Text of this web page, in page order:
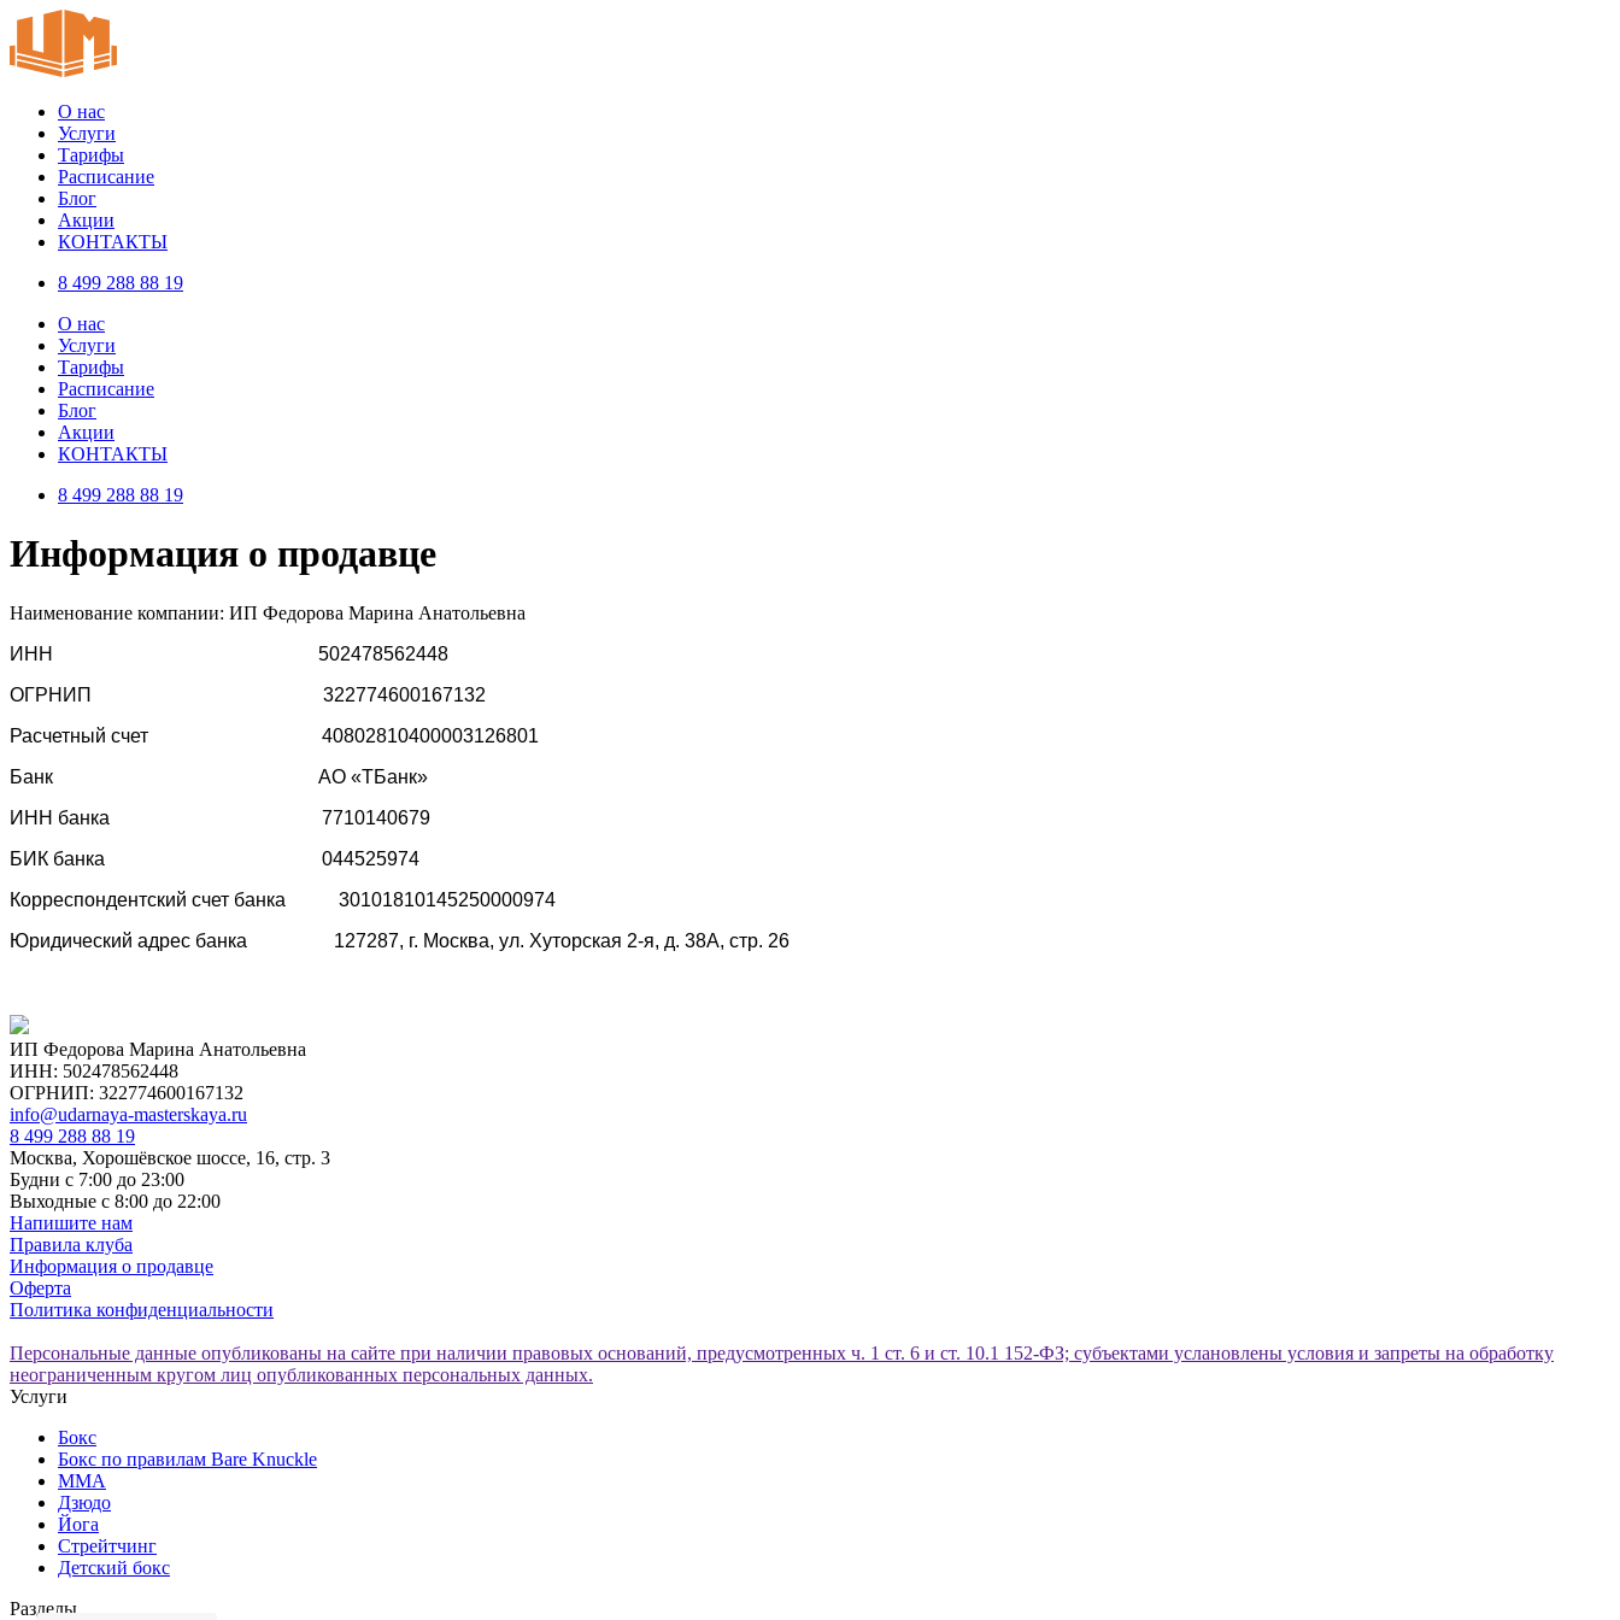
О нас
Услуги
Тарифы
Расписание
Блог
Акции
КОНТАКТЫ
8 499 288 88 19
О нас
Услуги
Тарифы
Расписание
Блог
Акции
КОНТАКТЫ
8 499 288 88 19
Информация о продавце
Наименование компании: ИП Федорова Марина Анатольевна
ИНН 502478562448
ОГРНИП 322774600167132
Расчетный счет 40802810400003126801
Банк АО «ТБанк»
ИНН банка 7710140679
БИК банка 044525974
Корреспондентский счет банка 30101810145250000974
Юридический адрес банка 127287, г. Москва, ул. Хуторская 2-я, д. 38А, стр. 26
ИП Федорова Марина Анатольевна
ИНН: 502478562448
ОГРНИП: 322774600167132
info@udarnaya-masterskaya.ru
8 499 288 88 19
Москва, Хорошёвское шоссе, 16, стр. 3
Будни с 7:00 до 23:00
Выходные с 8:00 до 22:00
Напишите нам
Правила клуба
Информация о продавце
Оферта
Политика конфиденциальности
Персональные данные опубликованы на сайте при наличии правовых оснований, предусмотренных ч. 1 ст. 6 и ст. 10.1 152-ФЗ; субъектами услановлены условия и запреты на обработку
неограниченным кругом лиц опубликованных персональных данных.
Услуги
Бокс
Бокс по правилам Bare Knuckle
ММА
Дзюдо
Йога
Стрейтчинг
Детский бокс
Разделы